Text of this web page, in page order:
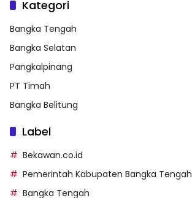
Kategori
Bangka Tengah
Bangka Selatan
Pangkalpinang
PT Timah
Bangka Belitung
Label
Bekawan.co.id
Pemerintah Kabupaten Bangka Tengah
Bangka Tengah